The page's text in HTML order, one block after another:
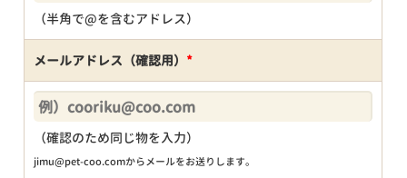
（半角で@を含むアドレス）
メールアドレス（確認用） *
（確認のため同じ物を入力）
jimu@pet-coo.comからメールをお送りします。